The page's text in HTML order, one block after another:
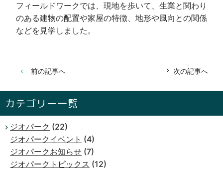
フィールドワークでは、現地を歩いて、生業と関わり
のある建物の配置や家屋の特徴、地形や風向との関係
などを見学しました。
前の記事へ 次の記事へ
カテゴリー一覧
ジオパーク (22)
ジオパークイベント (4)
ジオパークお知らせ (7)
ジオパークトピックス (12)